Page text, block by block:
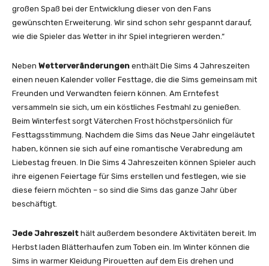
großen Spaß bei der Entwicklung dieser von den Fans
gewünschten Erweiterung. Wir sind schon sehr gespannt darauf,
wie die Spieler das Wetter in ihr Spiel integrieren werden.“
Neben Wetterveränderungen enthält Die Sims 4 Jahreszeiten
einen neuen Kalender voller Festtage, die die Sims gemeinsam mit
Freunden und Verwandten feiern können. Am Erntefest
versammeln sie sich, um ein köstliches Festmahl zu genießen.
Beim Winterfest sorgt Väterchen Frost höchstpersönlich für
Festtagsstimmung. Nachdem die Sims das Neue Jahr eingeläutet
haben, können sie sich auf eine romantische Verabredung am
Liebestag freuen. In Die Sims 4 Jahreszeiten können Spieler auch
ihre eigenen Feiertage für Sims erstellen und festlegen, wie sie
diese feiern möchten – so sind die Sims das ganze Jahr über
beschäftigt.
Jede Jahreszeit hält außerdem besondere Aktivitäten bereit. Im
Herbst laden Blätterhaufen zum Toben ein. Im Winter können die
Sims in warmer Kleidung Pirouetten auf dem Eis drehen und